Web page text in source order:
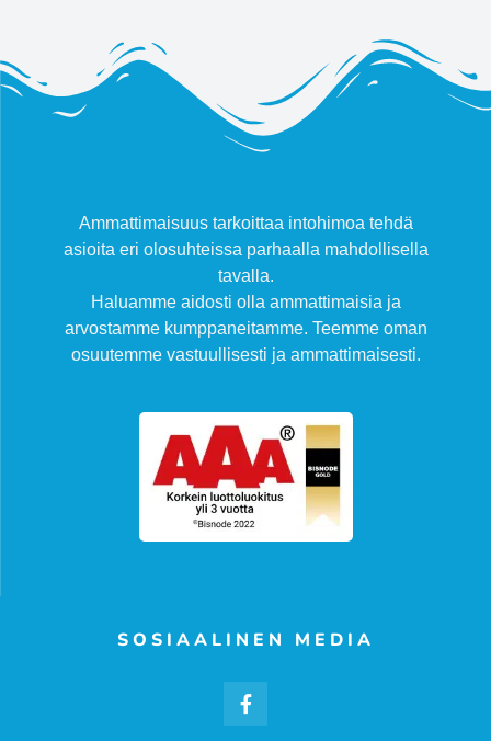
Ammattimaisuus tarkoittaa intohimoa tehdä
asioita eri olosuhteissa parhaalla mahdollisella
tavalla.
Haluamme aidosti olla ammattimaisia ja
arvostamme kumppaneitamme. Teemme oman
osuutemme vastuullisesti ja ammattimaisesti.
SOSIAALINEN MEDIA